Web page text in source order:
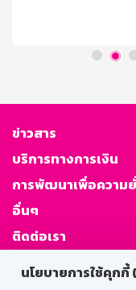
นโยบายการใช้คุก
โค้ด ตลอดรายการ)
ข่าวสาร
บริการทางการเงิน
การพัฒนาเพื่อความ
อื่นๆ
ติดต่อเรา